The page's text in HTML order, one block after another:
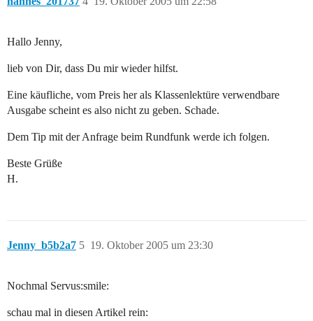
Hallo Jenny,
lieb von Dir, dass Du mir wieder hilfst.
Eine käufliche, vom Preis her als Klassenlektüre verwendbare
Ausgabe scheint es also nicht zu geben. Schade.
Dem Tip mit der Anfrage beim Rundfunk werde ich folgen.
Beste Grüße
H.
Jenny_b5b2a7 19. Oktober 2005 um 23:30
5
Nochmal Servus:smile:
schau mal in diesen Artikel rein: